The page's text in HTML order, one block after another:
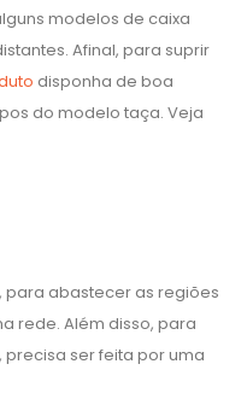
modelos de caixa
Afinal, para suprir
disponha de boa
do modelo taça. Veja
para abastecer as regiões
rede. Além disso, para
ser feita por uma